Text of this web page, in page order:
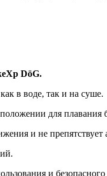
DöG.
в воде, так и на суше.
для
и не препятствует
и